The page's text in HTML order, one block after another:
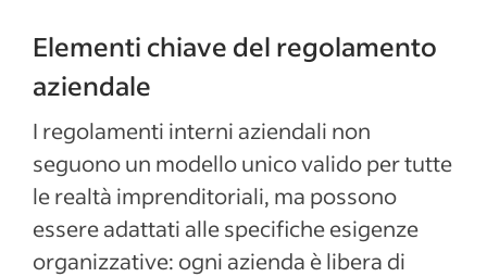
Elementi chiave del regolamento
aziendale
I regolamenti interni aziendali non
seguono un modello unico valido per tutte
le realtà imprenditoriali, ma possono
essere adattati alle specifiche esigenze
organizzative: ogni azienda è libera di